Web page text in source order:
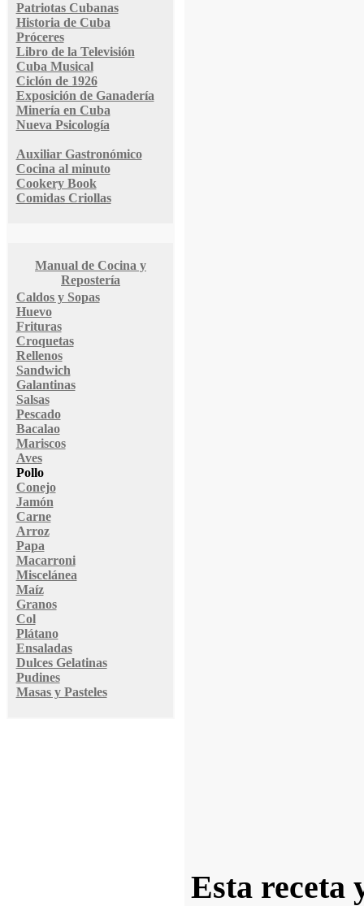
Patriotas Cubanas
Historia de Cuba
Próceres
Libro de la Televisión
Cuba Musical
Ciclón de 1926
Exposición de Ganadería
Minería en Cuba
Nueva Psicología
Auxiliar Gastronómico
Cocina al minuto
Cookery Book
Comidas Criollas
Manual de Cocina y
Repostería
Caldos y Sopas
Huevo
Frituras
Croquetas
Rellenos
Sandwich
Galantinas
Salsas
Pescado
Bacalao
Mariscos
Aves
Pollo
Conejo
Jamón
Carne
Arroz
Papa
Macarroni
Miscelánea
Maíz
Granos
Col
Plátano
Ensaladas
Dulces Gelatinas
Pudines
Masas y Pasteles
Esta receta